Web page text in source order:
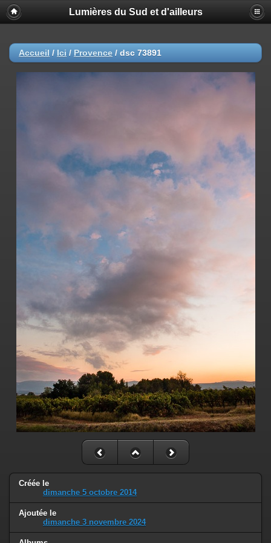
Lumières du Sud et d'ailleurs
Accueil / Ici / Provence / dsc 73891
Créée le
dimanche 5 octobre 2014
Ajoutée le
dimanche 3 novembre 2024